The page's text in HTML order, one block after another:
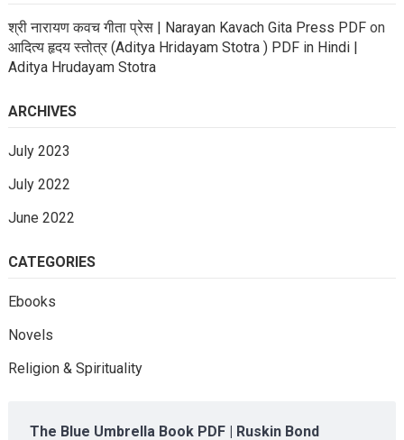
श्री नारायण कवच गीता प्रेस | Narayan Kavach Gita Press PDFon
आदित्य हृदय स्तोत्र (Aditya Hridayam Stotra ) PDF in Hindi |
Aditya Hrudayam Stotra
ARCHIVES
July 2023
July 2022
June 2022
CATEGORIES
Ebooks
Novels
Religion & Spirituality
The Blue Umbrella Book PDF | Ruskin Bond